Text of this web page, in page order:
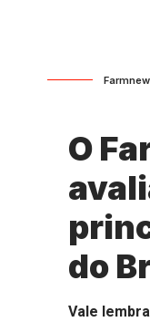
O
do
Vale